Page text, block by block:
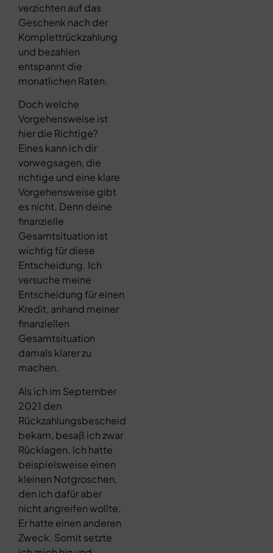
verzichten auf das
Geschenk nach der
Komplettrückzahlung
und bezahlen
entspannt die
monatlichen Raten.
Doch welche
Vorgehensweise ist
hier die Richtige?
Eines kann ich dir
vorwegsagen, die
richtige und eine klare
Vorgehensweise gibt
es nicht. Denn deine
finanzielle
Gesamtsituation ist
wichtig für diese
Entscheidung. Ich
versuche meine
Entscheidung für einen
Kredit, anhand meiner
finanziellen
Gesamtsituation
damals klarer zu
machen.
Als ich im September
2021 den
Rückzahlungsbescheid
bekam, besaß ich zwar
Rücklagen. Ich hatte
beispielsweise einen
kleinen Notgroschen,
den ich dafür aber
nicht angreifen wollte.
Er hatte einen anderen
Zweck. Somit setzte